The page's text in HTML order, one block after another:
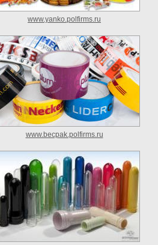
www.yanko.polfirms.ru
www.becpak.polfirms.ru